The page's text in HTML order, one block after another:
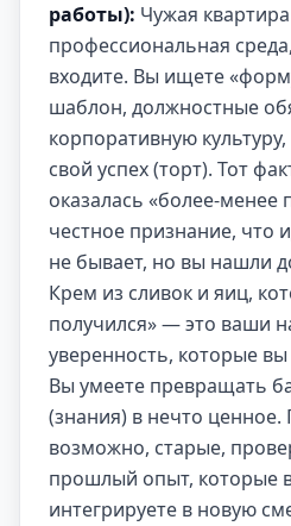
работы): Чужая
профессиональная
входите. Вы ищете
шаблон, должностные
корпоративную
свой успех (торт). Тот
оказалась «более-
честное признание, что
не бывает, но вы нашли
Крем из сливок и яиц,
получился» — это ваши
уверенность, которые
Вы умеете превращать
(знания) в нечто
возможно, старые,
прошлый опыт, которые
интегрируете в новую